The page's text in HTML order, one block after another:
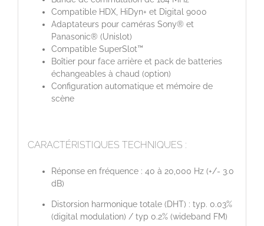
Compatible HDX, HiDyn+ et Digital 9000
Adaptateurs pour caméras Sony® et
Panasonic® (Unislot)
Compatible SuperSlot™
Boîtier pour face arrière et pack de batteries
échangeables à chaud (option)
Configuration automatique et mémoire de
scène
CARACTÉRISTIQUES TECHNIQUES :
Réponse en fréquence : 40 à 20,000 Hz (+/- 3.0
dB)
Distorsion harmonique totale (DHT) : typ. 0.03%
(digital modulation) / typ 0.2% (wideband FM)